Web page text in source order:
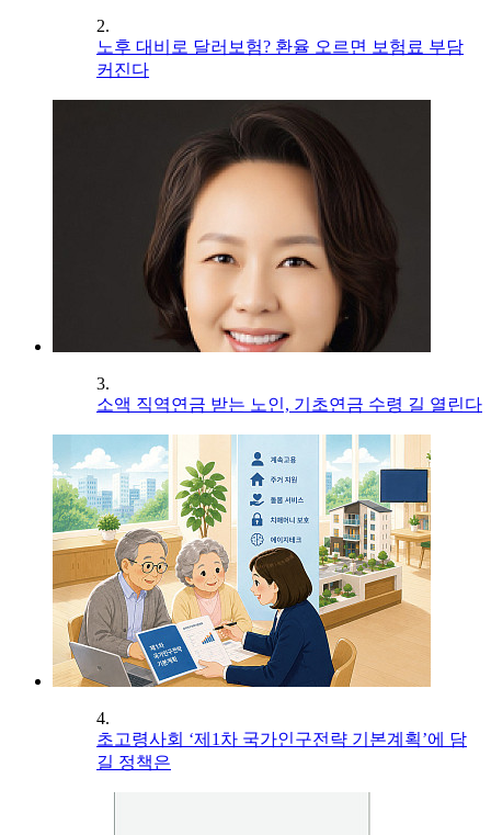
2.
노후 대비로 달러보험? 환율 오르면 보험료 부담
커진다
3.
소액 직역연금 받는 노인, 기초연금 수령 길 열린다
4.
초고령사회 ‘제1차 국가인구전략 기본계획’에 담
길 정책은